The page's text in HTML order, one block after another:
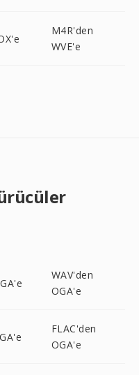
M4R'den
WVE'e
WAV'den
OGA'e
FLAC'den
OGA'e